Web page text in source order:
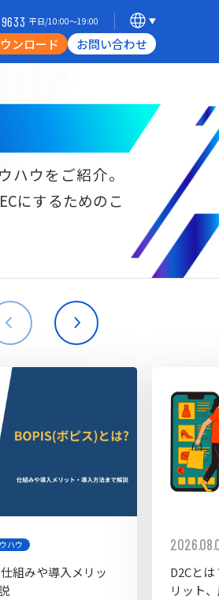
平日/10:00〜19:00
ンロード お問い合わせ
海外進出・現地ECサイト構築
ハウをご紹介。
にするためのこ
ハウ
組みや導入メリッ
D2Cと
リット